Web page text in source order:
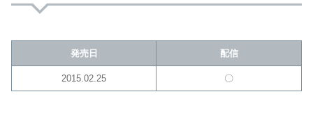
発売日 配信
2015.02.25 〇